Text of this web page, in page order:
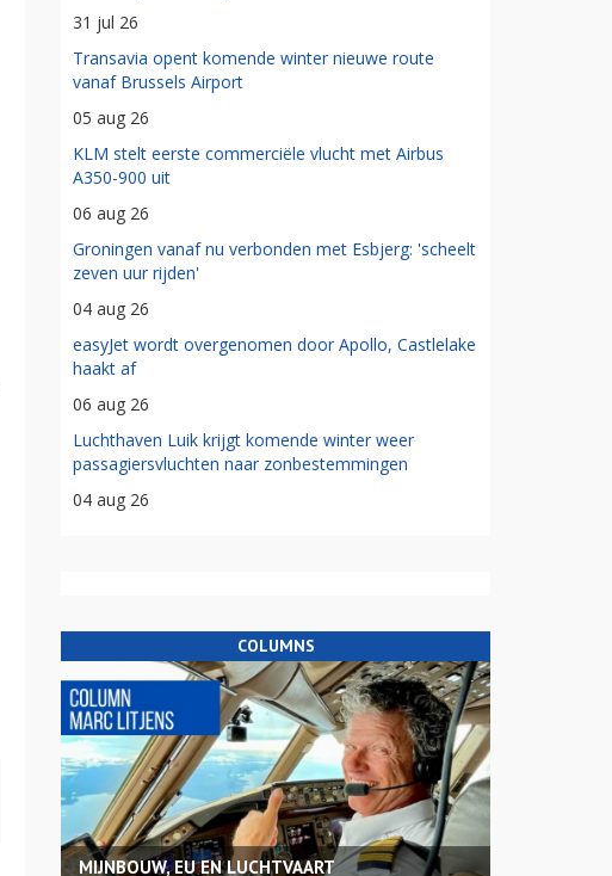
31 jul 26
Transavia opent komende winter nieuwe route
vanaf Brussels Airport
05 aug 26
KLM stelt eerste commerciële vlucht met Airbus
A350-900 uit
06 aug 26
Groningen vanaf nu verbonden met Esbjerg: 'scheelt
zeven uur rijden'
04 aug 26
easyJet wordt overgenomen door Apollo, Castlelake
haakt af
06 aug 26
Luchthaven Luik krijgt komende winter weer
passagiersvluchten naar zonbestemmingen
04 aug 26
COLUMNS
MIJNBOUW, EU EN LUCHTVAART